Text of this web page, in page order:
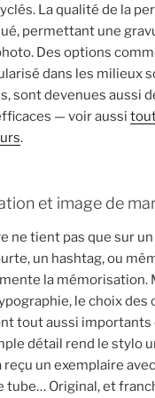
La qualité de la
permettant une
Des options
dans les milieux
sont devenues aussi
— voir aussi
.
et image de
ne tient pas que sur
un hashtag, ou
la mémorisation.
le choix des
tout aussi importants
détail rend le stylo
reçu un exemplaire
tube… Original, et